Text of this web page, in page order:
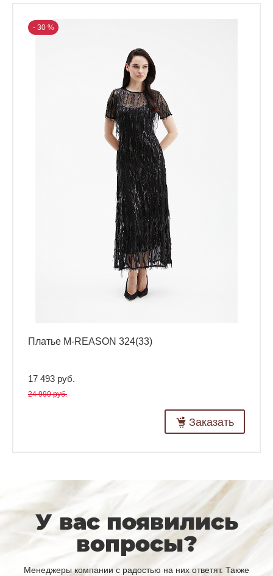
- 30 %
Платье M-REASON 324(33)
17 493 руб.
24 990 руб.
Заказать
У вас появились
вопросы?
Менеджеры компании с радостью на них ответят. Также